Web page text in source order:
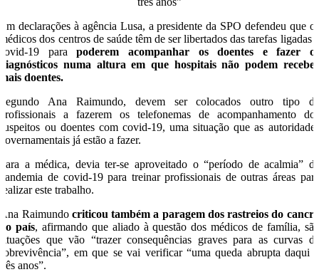
Em declarações à agência Lusa, a presidente da SPO defendeu que os
médicos dos centros de saúde têm de ser libertados das tarefas ligadas à
covid-19 parapoderem acompanhar os doentes e fazer os
diagnósticos numa altura em que hospitais não podem receber
mais doentes.
Segundo Ana Raimundo, devem ser colocados outro tipo de
profissionais a fazerem os telefonemas de acompanhamento dos
suspeitos ou doentes com covid-19, uma situação que as autoridades
governamentais já estão a fazer.
Para a médica, devia ter-se aproveitado o “período de acalmia” da
pandemia de covid-19 para treinar profissionais de outras áreas para
realizar este trabalho.
Ana Raimundo criticou também a paragem dos rastreios do cancro
no país, afirmando que aliado à questão dos médicos de família, são
situações que vão “trazer consequências graves para as curvas de
sobrevivência”, em que se vai verificar “uma queda abrupta daqui a
três anos”.